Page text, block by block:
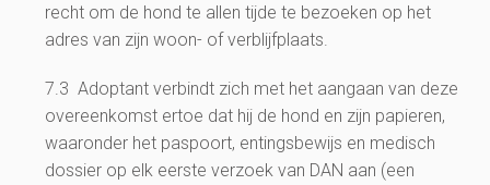
recht om de hond te allen tijde te bezoeken op het
adres van zijn woon- of verblijfplaats.
7.3 Adoptant verbindt zich met het aangaan van deze
overeenkomst ertoe dat hij de hond en zijn papieren,
waaronder het paspoort, entingsbewijs en medisch
dossier op elk eerste verzoek van DAN aan (een